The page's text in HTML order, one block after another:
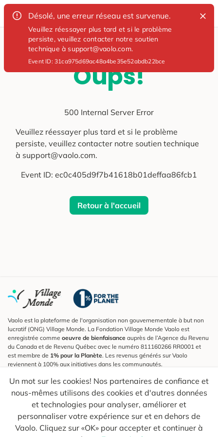
Désolé, une erreur réseau est survenue.
Veuillez réessayer plus tard et si le problème
persiste, veuillez contacter notre soutien
technique à support@vaolo.com.
Event ID:31ca975d69ac48a4be35e52abdb22bce
Oups!
500 Internal Server Error
Veuillez réessayer plus tard et si le problème
persiste, veuillez contacter notre soutien technique
à support@vaolo.com.
Event ID: ec0c405d9f7b41618b01deffaa86fcb1
Retour à l'accueil
Un mot sur les cookies! Nos partenaires de confiance et
nous-mêmes utilisons des cookies et d'autres données
et technologies pour analyser, améliorer et
personnaliser votre expérience sur et en dehors de
Vaolo. Cliquez sur «OK» pour accepter et continuer à
Vaolo est la plateforme de l'organisation non gouvernementale à but non
lucratif (ONG) Village Monde. La Fondation Village Monde Vaolo est
enregistrée comme oeuvre de bienfaisance auprès de l’Agence du Revenu
du Canada et de Revenu Québec avec le numéro 811160266 RR0001 et
est membre de 1% pour la Planète. Les revenus générés sur Vaolo
reviennent à 100% aux initiatives dans les communautés.
S'inscrire à l'infolettre
Pour connaître les nouveautés, suivre nos explorateurs et recevoir des
astuces pour des voyages plus conscients.
Ton courriel Envoyer